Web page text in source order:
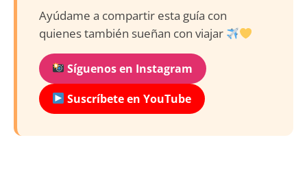
Ayúdame a compartir esta guía con
quienes también sueñan con viajar
Síguenos en Instagram
Suscríbete en YouTube